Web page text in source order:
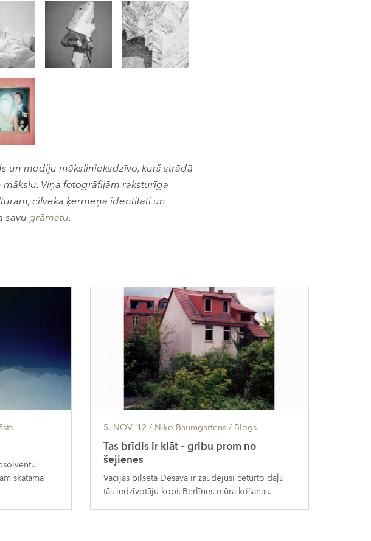
un mediju mākslinieksdzīvo, kurš strādā
Viņa fotogrāfijām raksturīga
cilvēka ķermeņa identitāti un
savu grāmatu.
skatāma
5. NOV ’12 / Niko Baumgartens / Blogs
Tas brīdis ir klāt – gribu prom no
šejienes
Vācijas pilsēta Desava ir zaudējusi ceturto daļu
tās iedzīvotāju kopš Berlīnes mūra krišanas.